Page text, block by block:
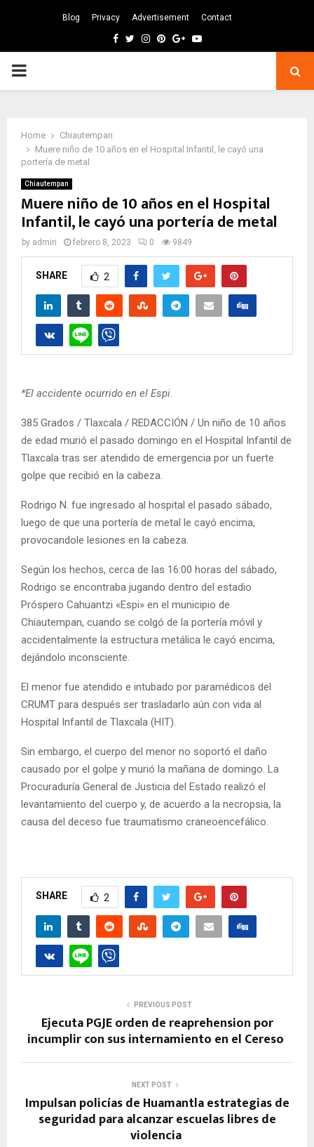
Blog Privacy Advertisement Contact
Facebook
TwitterInstagram
Pinterest
GoogleYoutube
PRIMARY
Home
Chiautempan
Muere niño de 10 años en el Hospital Infantil, le cayó una
portería de metal
Chiautempan
Muere niño de 10 años en el Hospital
Infantil, le cayó una portería de metal
by admin febrero 8, 2023 0 9849
SHARE 2
*El accidente ocurrido en el Espi
385 Grados / Tlaxcala / REDACCIÓN / Un niño de 10 años
de edad murió el pasado domingo en el Hospital Infantil de
Tlaxcala tras ser atendido de emergencia por un fuerte
golpe que recibió en la cabeza.
Rodrigo N. fue ingresado al hospital el pasado sábado,
luego de que una portería de metal le cayó encima,
provocandole lesiones en la cabeza.
Según los hechos, cerca de las 16:00 horas del sábado,
Rodrigo se encontraba jugando dentro del estadio
Próspero Cahuantzi «Espi» en el municipio de
Chiautempan, cuando se colgó de la portería móvil y
accidentalmente la estructura metálica le cayó encima,
dejándolo inconsciente.
El menor fue atendido e intubado por paramédicos del
CRUMT para después ser trasladarlo aún con vida al
Hospital Infantil de Tlaxcala (HIT).
Sin embargo, el cuerpo del menor no soportó el daño
causado por el golpe y murió la mañana de domingo. La
Procuraduría General de Justicia del Estado realizó el
levantamiento del cuerpo y, de acuerdo a la necropsia, la
causa del deceso fue traumatismo craneoencefálico.
SHARE 2
PREVIOUS POST
Ejecuta PGJE orden de reaprehension por
incumplir con sus internamiento en el Cereso
NEXT POST
Impulsan policías de Huamantla estrategias de
seguridad para alcanzar escuelas libres de
violencia